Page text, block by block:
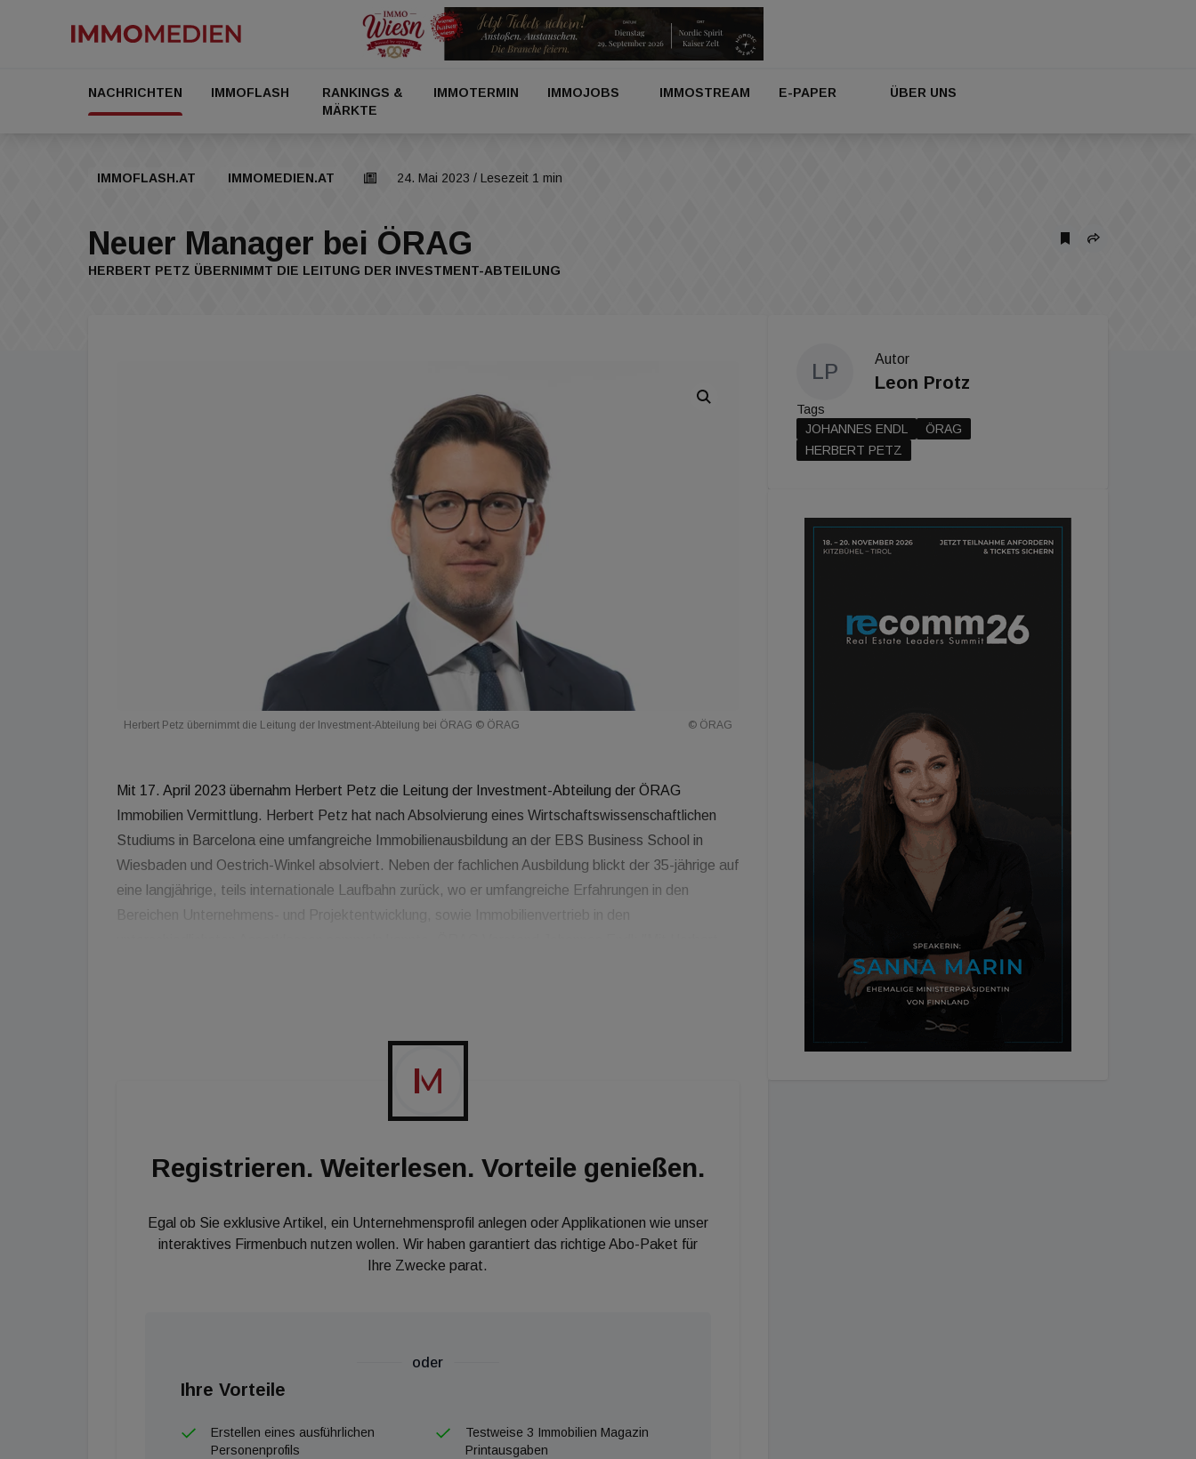
NACHRICHTEN IMMOFLASH
RANKINGS &
MÄRKTE
IMMOTERMIN IMMOJOBS IMMOSTREAM E-PAPER ÜBER UNS
IMMOFLASH.AT IMMOMEDIEN.AT 24. Mai 2023 / Lesezeit 1 min
Neuer Manager bei ÖRAG
HERBERT PETZ ÜBERNIMMT DIE LEITUNG DER INVESTMENT-ABTEILUNG
Herbert Petz übernimmt die Leitung der Investment-Abteilung bei ÖRAG © ÖRAG © ÖRAG
Mit 17. April 2023 übernahm Herbert Petz die Leitung der Investment-Abteilung der ÖRAG
Immobilien Vermittlung. Herbert Petz hat nach Absolvierung eines Wirtschaftswissenschaftlichen
Studiums in Barcelona eine umfangreiche Immobilienausbildung an der EBS Business School in
Wiesbaden und Oestrich-Winkel absolviert. Neben der fachlichen Ausbildung blickt der 35-jährige auf
eine langjährige, teils internationale Laufbahn zurück, wo er umfangreiche Erfahrungen in den
Bereichen Unternehmens- und Projektentwicklung, sowie Immobilienvertrieb in den
wechselhaften Zeiten braucht es beides für den Erfolg."
Registrieren. Weiterlesen. Vorteile genießen.
Egal ob Sie exklusive Artikel, ein Unternehmensprofil anlegen oder Applikationen wie unser
interaktives Firmenbuch nutzen wollen. Wir haben garantiert das richtige Abo-Paket für
Ihre Zwecke parat.
oder
Ihre Vorteile
Erstellen eines ausführlichen
Personenprofils
Testweise 3 Immobilien Magazin
Printausgaben
LP
Autor
Leon Protz
Tags
JOHANNES ENDL
ÖRAG
HERBERT PETZ